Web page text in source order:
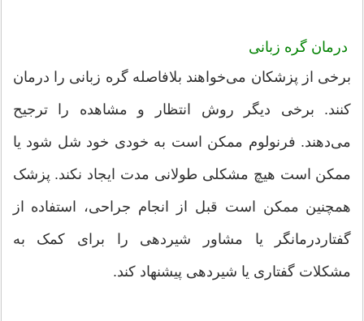
درمان گره زبانی
برخی از پزشکان می‌خواهند بلافاصله گره زبانی را درمان
کنند. برخی دیگر روش انتظار و مشاهده را ترجیح
می‌دهند. فرنولوم ممکن است به خودی خود شل شود یا
ممکن است هیچ مشکلی طولانی مدت ایجاد نکند. پزشک
همچنین ممکن است قبل از انجام جراحی، استفاده از
گفتاردرمانگر یا مشاور شیردهی را برای کمک به
مشکلات گفتاری یا شیردهی پیشنهاد کند.